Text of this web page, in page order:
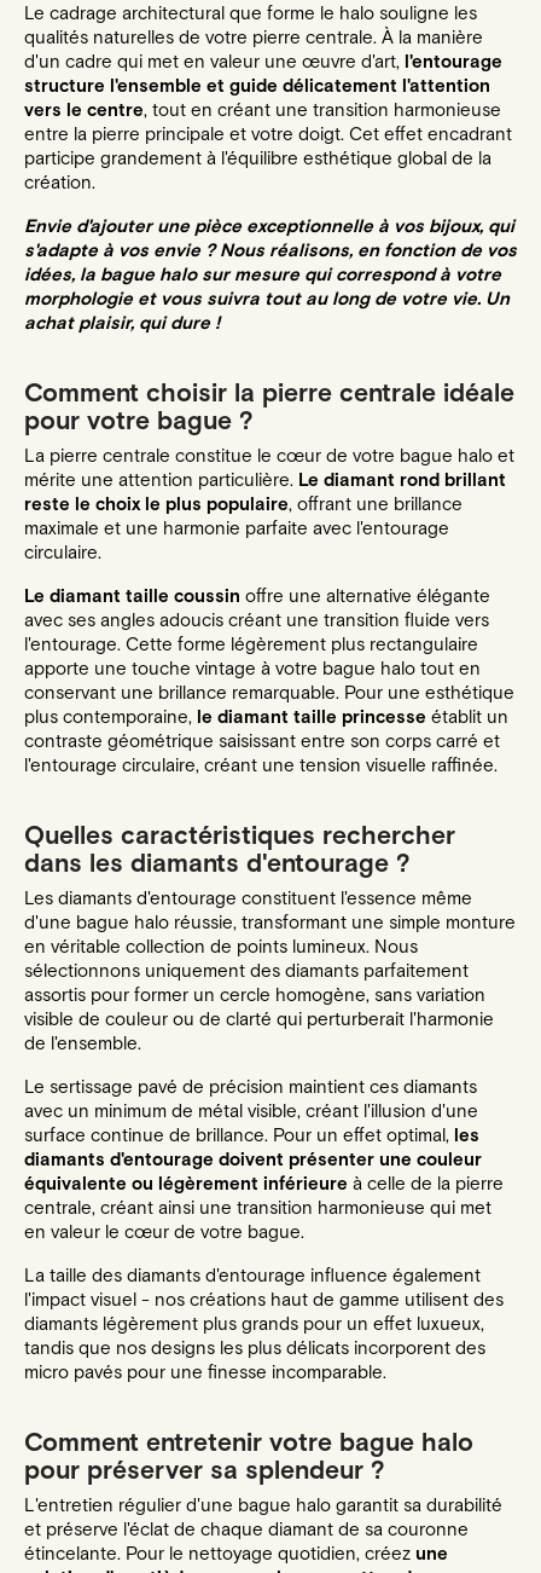
Le cadrage architectural que forme le halo souligne les
qualités naturelles de votre pierre centrale. À la manière
d'un cadre qui met en valeur une œuvre d'art, l'entourage
structure l'ensemble et guide délicatement l'attention
vers le centre, tout en créant une transition harmonieuse
entre la pierre principale et votre doigt. Cet effet encadrant
participe grandement à l'équilibre esthétique global de la
création.
Envie d'ajouter une pièce exceptionnelle à vos bijoux, qui
s'adapte à vos envie ? Nous réalisons, en fonction de vos
idées, la bague halo sur mesure qui correspond à votre
morphologie et vous suivra tout au long de votre vie. Un
achat plaisir, qui dure !
Comment choisir la pierre centrale idéale
pour votre bague ?
La pierre centrale constitue le cœur de votre bague halo et
mérite une attention particulière. Le diamant rond brillant
reste le choix le plus populaire, offrant une brillance
maximale et une harmonie parfaite avec l'entourage
circulaire.
Le diamant taille coussin offre une alternative élégante
avec ses angles adoucis créant une transition fluide vers
l'entourage. Cette forme légèrement plus rectangulaire
apporte une touche vintage à votre bague halo tout en
conservant une brillance remarquable. Pour une esthétique
plus contemporaine, le diamant taille princesse établit un
contraste géométrique saisissant entre son corps carré et
l'entourage circulaire, créant une tension visuelle raffinée.
Quelles caractéristiques rechercher
dans les diamants d'entourage ?
Les diamants d'entourage constituent l'essence même
d'une bague halo réussie, transformant une simple monture
en véritable collection de points lumineux. Nous
sélectionnons uniquement des diamants parfaitement
assortis pour former un cercle homogène, sans variation
visible de couleur ou de clarté qui perturberait l'harmonie
de l'ensemble.
Le sertissage pavé de précision maintient ces diamants
avec un minimum de métal visible, créant l'illusion d'une
surface continue de brillance. Pour un effet optimal, les
diamants d'entourage doivent présenter une couleur
équivalente ou légèrement inférieure à celle de la pierre
centrale, créant ainsi une transition harmonieuse qui met
en valeur le cœur de votre bague.
La taille des diamants d'entourage influence également
l'impact visuel - nos créations haut de gamme utilisent des
diamants légèrement plus grands pour un effet luxueux,
tandis que nos designs les plus délicats incorporent des
micro pavés pour une finesse incomparable.
Comment entretenir votre bague halo
pour préserver sa splendeur ?
L'entretien régulier d'une bague halo garantit sa durabilité
et préserve l'éclat de chaque diamant de sa couronne
étincelante. Pour le nettoyage quotidien, créez une